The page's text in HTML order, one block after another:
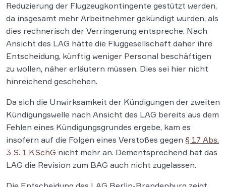
Reduzierung der Flugzeugkontingente gestützt werden,
da insgesamt mehr Arbeitnehmer gekündigt wurden, als
dies rechnerisch der Verringerung entspreche. Nach
Ansicht des LAG hätte die Fluggesellschaft daher ihre
Entscheidung, künftig weniger Personal beschäftigen
zu wollen, näher erläutern müssen. Dies sei hier nicht
hinreichend geschehen.
Da sich die Unwirksamkeit der Kündigungen der zweiten
Kündigungswelle nach Ansicht des LAG bereits aus dem
Fehlen eines Kündigungsgrundes ergebe, kam es
insofern auf die Folgen eines Verstoßes gegen § 17 Abs.
3 S. 1 KSchG nicht mehr an. Dementsprechend hat das
LAG die Revision zum BAG auch nicht zugelassen.